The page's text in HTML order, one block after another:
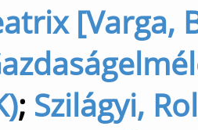
[Varga,
; Szilágyi,